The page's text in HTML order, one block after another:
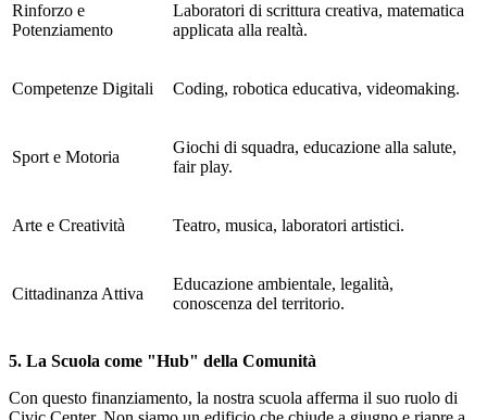
Rinforzo e
Potenziamento
Laboratori di scrittura creativa, matematica
applicata alla realtà.
Competenze Digitali Coding, robotica educativa, videomaking.
Sport e Motoria
Giochi di squadra, educazione alla salute,
fair play.
Arte e Creatività Teatro, musica, laboratori artistici.
Cittadinanza Attiva
Educazione ambientale, legalità,
conoscenza del territorio.
5. La Scuola come "Hub" della Comunità
Con questo finanziamento, la nostra scuola afferma il suo ruolo di